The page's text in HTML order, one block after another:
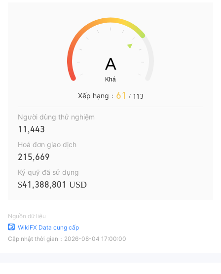
Xếp hạng： 61 / 113
Người dùng thử nghiệm
11,443
Hoá đơn giao dịch
215,669
Ký quỹ đã sử dụng
$41,388,801 USD
Nguồn dữ liệu
WikiFX Data cung cấp
Cập nhật thời gian： 2026-08-04 17:00:00